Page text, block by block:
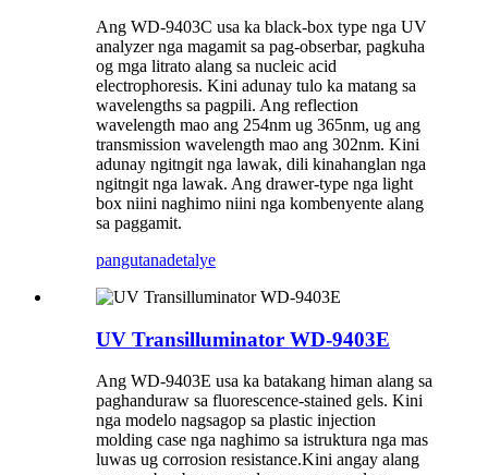
Ang WD-9403C usa ka black-box type nga UV
analyzer nga magamit sa pag-obserbar, pagkuha
og mga litrato alang sa nucleic acid
electrophoresis. Kini adunay tulo ka matang sa
wavelengths sa pagpili. Ang reflection
wavelength mao ang 254nm ug 365nm, ug ang
transmission wavelength mao ang 302nm. Kini
adunay ngitngit nga lawak, dili kinahanglan nga
ngitngit nga lawak. Ang drawer-type nga light
box niini naghimo niini nga kombenyente alang
sa paggamit.
pangutanadetalye
UV Transilluminator WD-9403E
Ang WD-9403E usa ka batakang himan alang sa
paghanduraw sa fluorescence-stained gels. Kini
nga modelo nagsagop sa plastic injection
molding case nga naghimo sa istruktura nga mas
luwas ug corrosion resistance.Kini angay alang